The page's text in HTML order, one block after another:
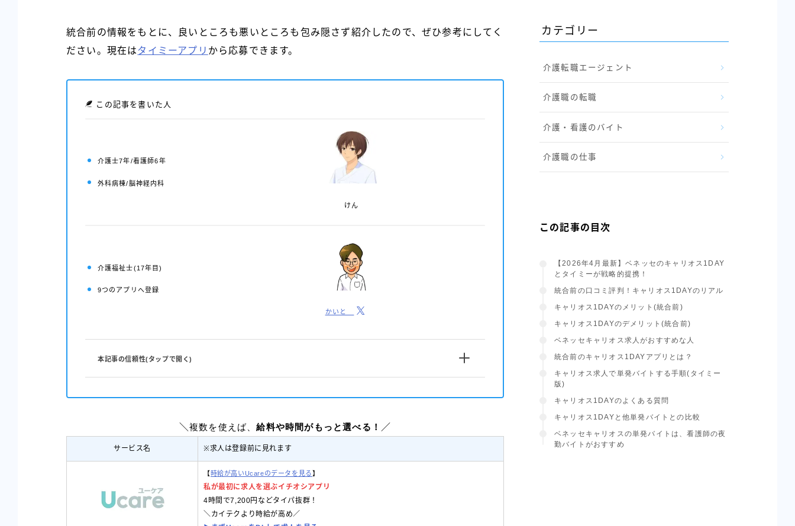
統合前の情報をもとに、良いところも悪いところも包み隠さず紹介したので、ぜひ参考にしてく
ださい。現在はタイミーアプリ から応募できます。
この記事を書いた人
介護士7年/看護師6年
外科病棟/脳神経内科
けん
介護福祉士(17年目)
9つのアプリへ登録
かいと
本記事の信頼性(タップで開く)
＼ 複数を使えば、給料や時間がもっと選べる！ ／
サービス名 ※求人は登録前に見れます
【時給が高いUcareのデータを見る】
私が最初に求人を選ぶイチオシアプリ
4時間で7,200円などタイパ抜群！
＼カイテクより時給が高め／
カテゴリー
介護転職エージェント
介護職の転職
介護・看護のバイト
介護職の仕事
この記事の目次
【2026年4月最新】ベネッセのキャリオス1DAY
とタイミーが戦略的提携！
統合前の口コミ評判！キャリオス1DAYのリアル
キャリオス1DAYのメリット(統合前)
キャリオス1DAYのデメリット(統合前)
ベネッセキャリオス求人がおすすめな人
統合前のキャリオス1DAYアプリとは？
キャリオス求人で単発バイトする手順(タイミー
版)
キャリオス1DAYのよくある質問
キャリオス1DAYと他単発バイトとの比較
ベネッセキャリオスの単発バイトは、看護師の夜
勤バイトがおすすめ